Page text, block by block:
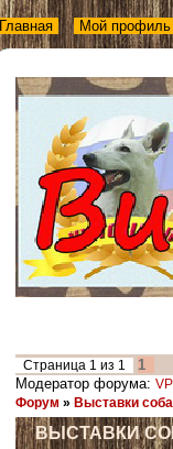
Главная Мой профиль
Страница 1 из 1
1
Модератор форума:
Форум » Выставки
ВЫСТАВКИ